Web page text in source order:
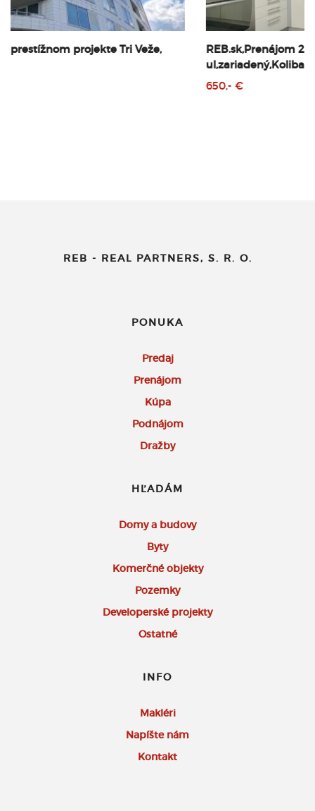
REB.sk,Prenájom 2 izbový byt,64 m2,Tupého
REB - REAL PARTNERS, S. R. O.
PONUKA
Predaj
Prenájom
Kúpa
Podnájom
Dražby
HĽADÁM
Domy a budovy
Byty
Komerčné objekty
Pozemky
Developerské projekty
Ostatné
INFO
Makléri
Napíšte nám
Kontakt